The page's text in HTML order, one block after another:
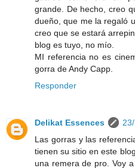
grande. De hecho, creo
dueño, que me la regaló
creo que se estará
blog es tuyo, no mío.
MI referencia no es
gorra de Andy Capp.
Responder
Delikat Essences
Las gorras y las
tienen su sitio en este
una remera de pro. Voy